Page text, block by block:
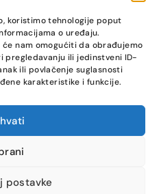
koristimo tehnologije poput
o uređaju.
nam omogućiti da obrađujemo
pregledavanju ili jedinstveni ID-
ili povlačenje suglasnosti
karakteristike i funkcije.
postavke
Rights Reserved.
(0)